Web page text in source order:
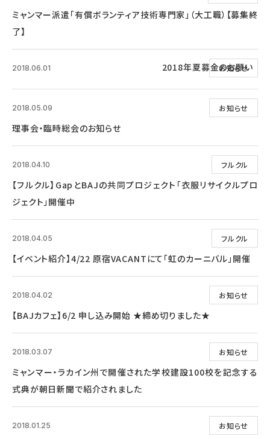
ミャンマー派遣「有償ボランティア技術専門家」（大工職）【募集終
了】
お知らせ
2018.06.01 2018年夏募金のお願い
お知らせ
2018.05.09
理事会・臨時総会のお知らせ
フルクル
2018.04.10
【フルクル】GapとBAJの共同プロジェクト「衣服リサイクルプロ
ジェクト」開催中
フルクル
2018.04.05
【イベント紹介】4/22 原宿VACANTにて「虹のカーニバル」開催
お知らせ
2018.04.02
【BAJカフェ】6/2 申し込み開始 ★締め切りました★
お知らせ
2018.03.07
ミャンマー・ラカイン州で開催された学校建設100校を記念する
式典が朝日新聞で紹介されました
お知らせ
2018.01.25